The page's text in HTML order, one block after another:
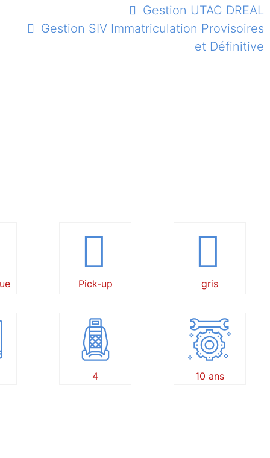
Gestion UTAC DREAL
Gestion SIV Immatriculation Provisoires
et Définitive
Pick-up gris
4 10 ans